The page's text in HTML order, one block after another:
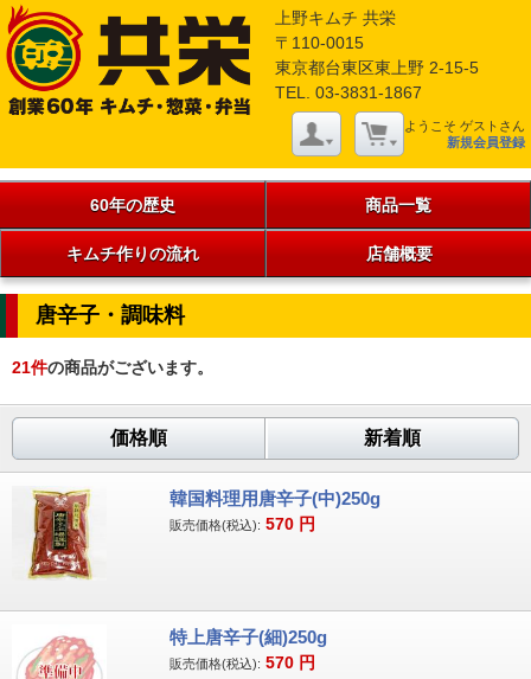
上野キムチ 共栄
〒110-0015
東京都台東区東上野 2-15-5
TEL. 03-3831-1867
ようこそ ゲストさん
新規会員登録
60年の歴史 商品一覧
キムチ作りの流れ 店舗概要
唐辛子・調味料
21件の商品がございます。
価格順 新着順
韓国料理用唐辛子(中)250g
販売価格(税込): 570 円
特上唐辛子(細)250g
販売価格(税込): 570 円